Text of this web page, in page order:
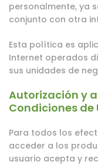
personalmente, ya
conjunto con otra
Esta política es
Internet operados
sus unidades de
Autorización y
Condiciones de
Para todos los
acceder a los
usuario acepta y